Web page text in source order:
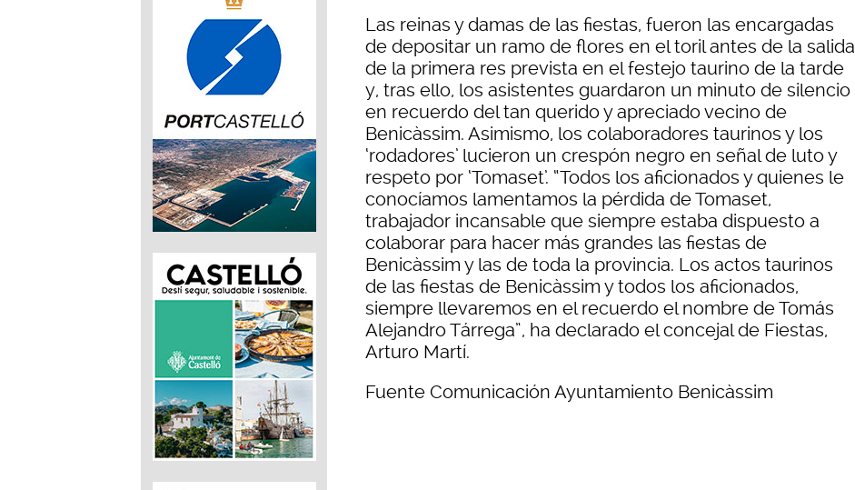
Las reinas y damas de las fiestas, fueron las encargadas
de depositar un ramo de flores en el toril antes de la salida
de la primera res prevista en el festejo taurino de la tarde
y, tras ello, los asistentes guardaron un minuto de silencio
en recuerdo del tan querido y apreciado vecino de
Benicàssim. Asimismo, los colaboradores taurinos y los
‘rodadores’ lucieron un crespón negro en señal de luto y
respeto por ‘Tomaset’. “Todos los aficionados y quienes le
conocíamos lamentamos la pérdida de Tomaset,
trabajador incansable que siempre estaba dispuesto a
colaborar para hacer más grandes las fiestas de
Benicàssim y las de toda la provincia. Los actos taurinos
de las fiestas de Benicàssim y todos los aficionados,
siempre llevaremos en el recuerdo el nombre de Tomás
Alejandro Tárrega”, ha declarado el concejal de Fiestas,
Arturo Martí.
Fuente Comunicación Ayuntamiento Benicàssim